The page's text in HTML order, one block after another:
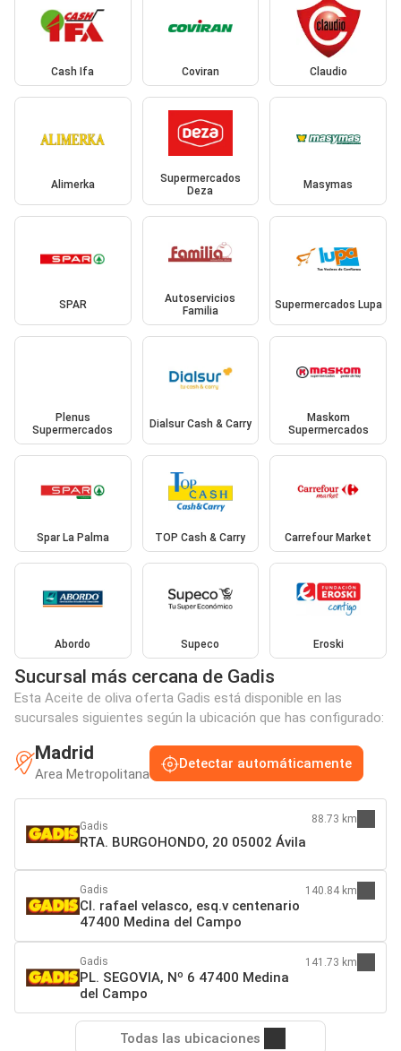
Cash Ifa Coviran Claudio
Alimerka
Supermercados
Deza
Masymas
SPAR
Autoservicios
Familia
Supermercados Lupa
Plenus
Supermercados
Dialsur Cash & Carry
Maskom
Supermercados
Spar La Palma TOP Cash & Carry Carrefour Market
Abordo Supeco Eroski
Sucursal más cercana de Gadis
Esta Aceite de oliva oferta Gadis está disponible en las
sucursales siguientes según la ubicación que has configurado:
Madrid
Area Metropolitana
Detectar automáticamente
Gadis
RTA. BURGOHONDO, 20 05002 Ávila
88.73 km
Gadis
Cl. rafael velasco, esq.v centenario
47400 Medina del Campo
140.84 km
Gadis
PL. SEGOVIA, Nº 6 47400 Medina
del Campo
141.73 km
Todas las ubicaciones